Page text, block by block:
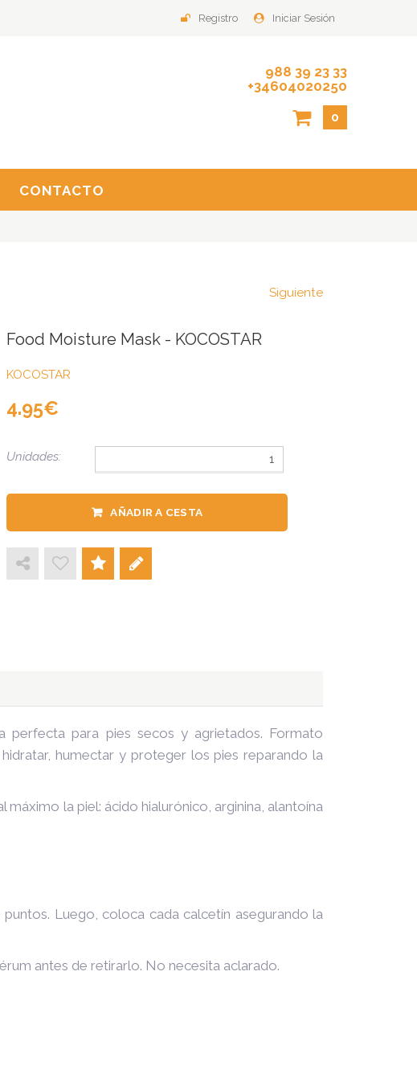
Iniciar Sesión
Registro
988 39 23 33
+34604020250
0
CONTACTO
Siguiente
Food Moisture Mask - KOCOSTAR
KOCOSTAR
4.95
Unidades:
AÑADIR A CESTA
perfecta para pies secos y agrietados. Formato
hidratar, humectar y proteger los pies reparando la
máximo la piel: ácido hialurónico, arginina, alantoína
Luego, coloca cada calcetín asegurando la
antes de retirarlo. No necesita aclarado.